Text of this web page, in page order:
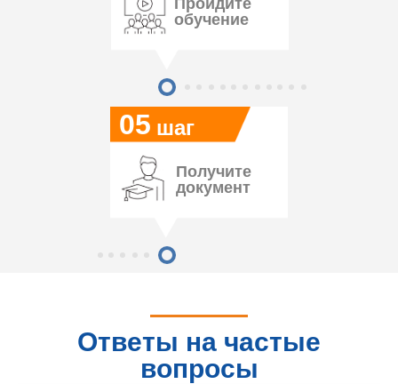
05 шаг
Пройдите
обучение
Получите
документ
Ответы на частые
вопросы